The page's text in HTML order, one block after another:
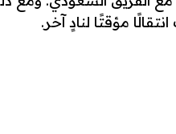
مؤقتًا لنادٍ آخر.